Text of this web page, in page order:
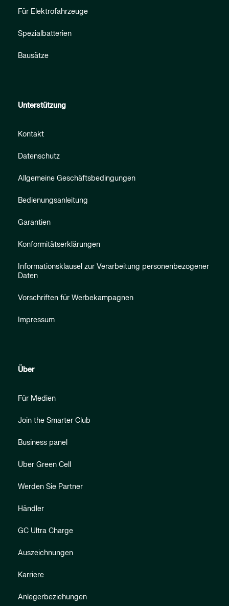
Für Elektrofahrzeuge
Spezialbatterien
Bausätze
Unterstützung
Kontakt
Datenschutz
Allgemeine Geschäftsbedingungen
Bedienungsanleitung
Garantien
Konformitätserklärungen
Informationsklausel zur Verarbeitung personenbezogener
Daten
Vorschriften für Werbekampagnen
Impressum
Über
Für Medien
Join the Smarter Club
Business panel
Über Green Cell
Werden Sie Partner
Händler
GC Ultra Charge
Auszeichnungen
Karriere
Anlegerbeziehungen